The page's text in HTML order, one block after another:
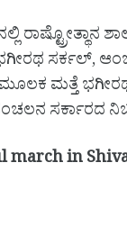
ರಾಷ್ಟ್ರೋತ್ಥಾನ
ಭಗೀರಥ ಸರ್ಕಲ್,
ಮತ್ತೆ
march in